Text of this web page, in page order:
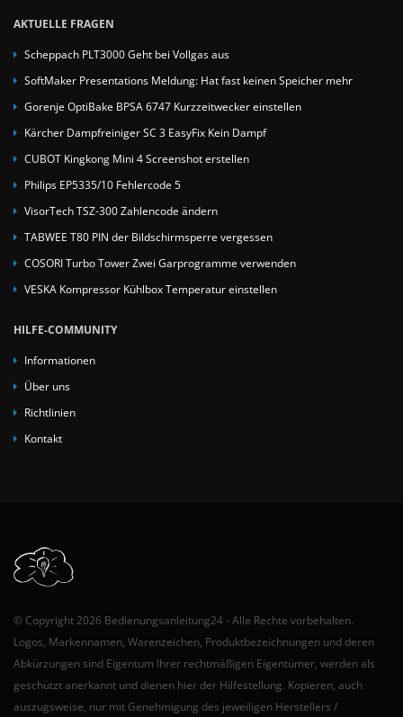
AKTUELLE FRAGEN
Scheppach PLT3000 Geht bei Vollgas aus
SoftMaker Presentations Meldung: Hat fast keinen Speicher mehr
Gorenje OptiBake BPSA 6747 Kurzzeitwecker einstellen
Kärcher Dampfreiniger SC 3 EasyFix Kein Dampf
CUBOT Kingkong Mini 4 Screenshot erstellen
Philips EP5335/10 Fehlercode 5
VisorTech TSZ-300 Zahlencode ändern
TABWEE T80 PIN der Bildschirmsperre vergessen
COSORI Turbo Tower Zwei Garprogramme verwenden
VESKA Kompressor Kühlbox Temperatur einstellen
HILFE-COMMUNITY
Informationen
Über uns
Richtlinien
Kontakt
© Copyright 2026 Bedienungsanleitung24 - Alle Rechte vorbehalten.
Logos, Markennamen, Warenzeichen, Produktbezeichnungen und deren
Abkürzungen sind Eigentum Ihrer rechtmäßigen Eigentümer, werden als
geschützt anerkannt und dienen hier der Hilfestellung. Kopieren, auch
auszugsweise, nur mit Genehmigung des jeweiligen Herstellers /